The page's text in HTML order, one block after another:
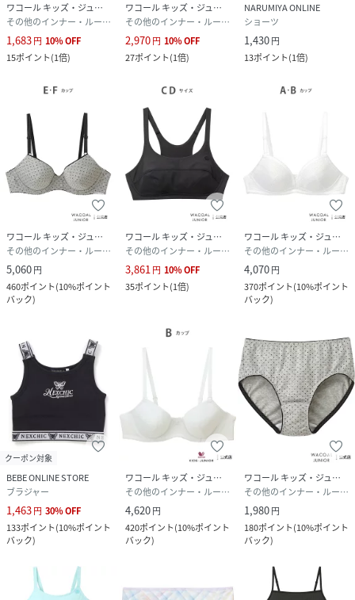
ワコール キッズ・ジュニア
その他のインナー・ルームウェア
1,683円 10%OFF
15ポイント(1倍)
ワコール キッズ・ジュニア
その他のインナー・ルームウェア
2,970円 10%OFF
27ポイント(1倍)
NARUMIYA ONLINE
ショーツ
1,430円
13ポイント(1倍)
ワコール キッズ・ジュニア
その他のインナー・ルームウェア
5,060円
460ポイント(10%ポイント
バック)
ワコール キッズ・ジュニア
その他のインナー・ルームウェア
3,861 円 10%OFF
35ポイント(1倍)
ワコール キッズ・ジュニア
その他のインナー・ルームウェア
4,070円
370ポイント(10%ポイント
バック)
クーポン対象
BEBE ONLINE STORE
ブラジャー
1,463円 30%OFF
133ポイント(10%ポイント
バック)
ワコール キッズ・ジュニア
その他のインナー・ルームウェア
4,620円
420ポイント(10%ポイント
バック)
ワコール キッズ・ジュニア
その他のインナー・ルームウェア
1,980円
180ポイント(10%ポイント
バック)